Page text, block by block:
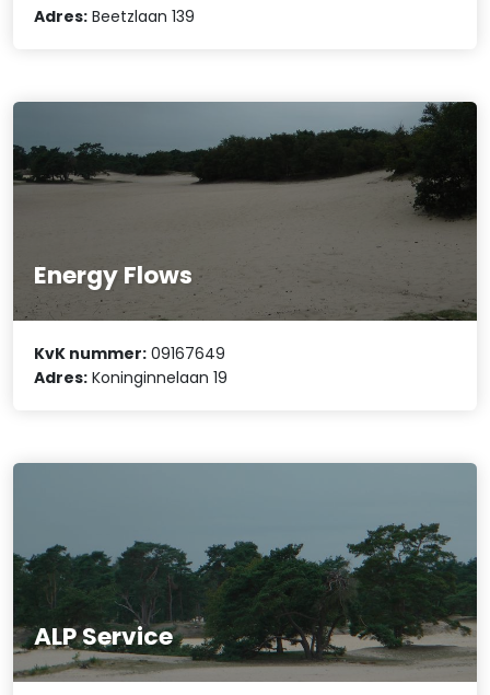
Adres: Beetzlaan 139
Energy Flows
KvK nummer: 09167649
Adres: Koninginnelaan 19
ALP Service